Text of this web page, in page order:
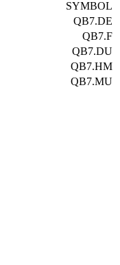
SYMBOL
QB7.DE
QB7.F
QB7.DU
QB7.HM
QB7.MU